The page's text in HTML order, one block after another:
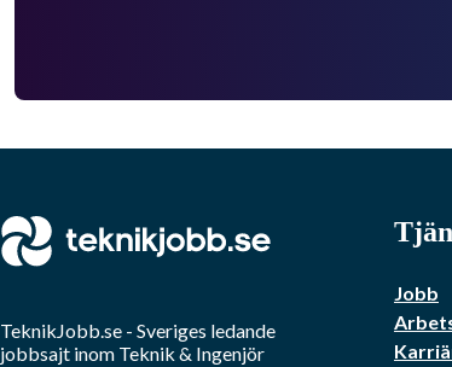
TeknikJobb.se - Sveriges ledande
jobbsajt inom Teknik & Ingenjör
Jobb